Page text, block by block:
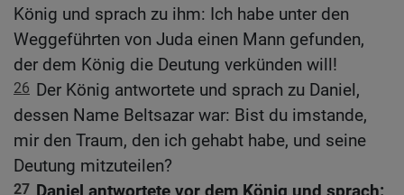
König und sprach zu ihm: Ich habe unter den
Weggeführten von Juda einen Mann gefunden,
der dem König die Deutung verkünden will!
26 Der König antwortete und sprach zu Daniel,
dessen Name Beltsazar war: Bist du imstande,
mir den Traum, den ich gehabt habe, und seine
Deutung mitzuteilen?
27 Daniel antwortete vor dem König und sprach: